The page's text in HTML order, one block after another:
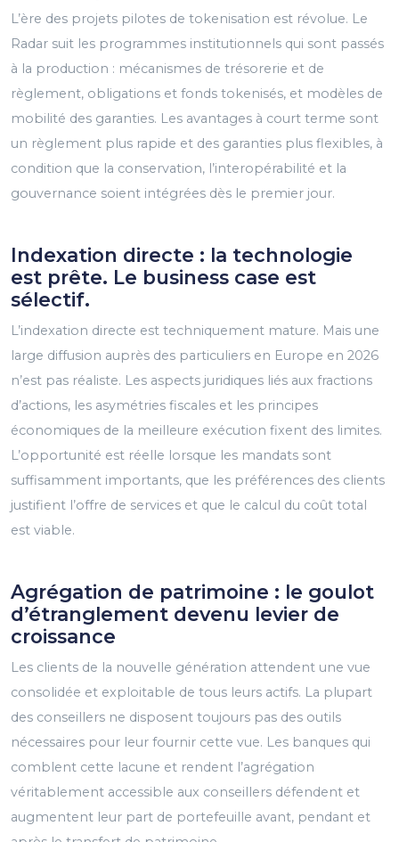
L’ère des projets pilotes de tokenisation est révolue. Le
Radar suit les programmes institutionnels qui sont passés
à la production : mécanismes de trésorerie et de
règlement, obligations et fonds tokenisés, et modèles de
mobilité des garanties. Les avantages à court terme sont
un règlement plus rapide et des garanties plus flexibles, à
condition que la conservation, l’interopérabilité et la
gouvernance soient intégrées dès le premier jour.
Indexation directe : la technologie
est prête. Le business case est
sélectif.
L’indexation directe est techniquement mature. Mais une
large diffusion auprès des particuliers en Europe en 2026
n’est pas réaliste. Les aspects juridiques liés aux fractions
d’actions, les asymétries fiscales et les principes
économiques de la meilleure exécution fixent des limites.
L’opportunité est réelle lorsque les mandats sont
suffisamment importants, que les préférences des clients
justifient l’offre de services et que le calcul du coût total
est viable.
Agrégation de patrimoine : le goulot
d’étranglement devenu levier de
croissance
Les clients de la nouvelle génération attendent une vue
consolidée et exploitable de tous leurs actifs. La plupart
des conseillers ne disposent toujours pas des outils
nécessaires pour leur fournir cette vue. Les banques qui
comblent cette lacune et rendent l’agrégation
véritablement accessible aux conseillers défendent et
augmentent leur part de portefeuille avant, pendant et